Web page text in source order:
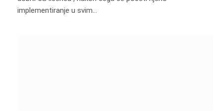
implementiranje u svim…